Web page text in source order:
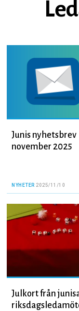
Junis nyhetsbrev
november 2025
NYHETER 2025/11/10
Julkort från